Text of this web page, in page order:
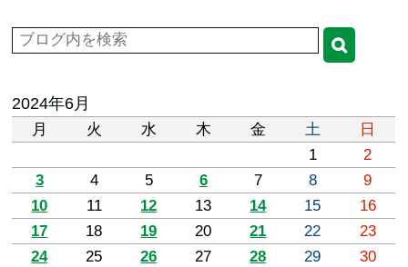
2024年6月
月 火 水 木 金 土
日
1
2
3
4 5 6 7 8
9
10
11 12 13 14 15
16
17
18 19 20 21 22
23
24
25 26 27 28 29
30